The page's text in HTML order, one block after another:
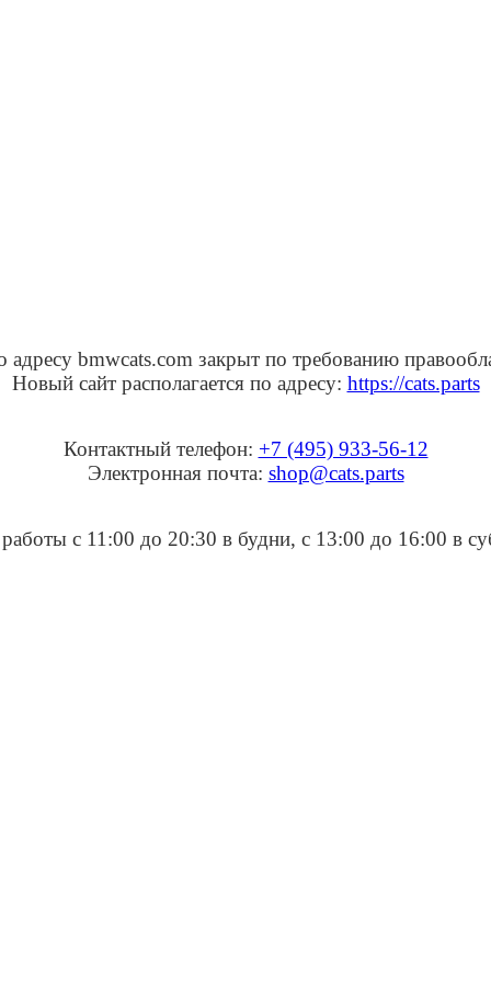
адресу bmwcats.com закрыт по требованию
Новый сайт располагается по адресу: https://cats.parts
Контактный телефон: +7 (495) 933-56-12
Электронная почта: shop@cats.parts
с 11:00 до 20:30 в будни, с 13:00 до 16:00 в